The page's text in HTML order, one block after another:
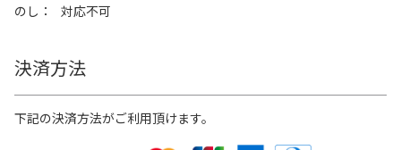
のし
対応不可
決済方法
下記の決済方法がご利用頂けます。